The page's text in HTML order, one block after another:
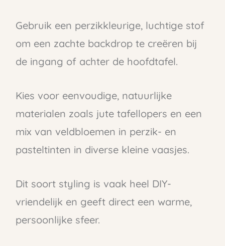
Gebruik een perzikkleurige, luchtige stof
om een zachte backdrop te creëren bij
de ingang of achter de hoofdtafel.
Kies voor eenvoudige, natuurlijke
materialen zoals jute tafellopers en een
mix van veldbloemen in perzik- en
pasteltinten in diverse kleine vaasjes.
Dit soort styling is vaak heel DIY-
vriendelijk en geeft direct een warme,
persoonlijke sfeer.